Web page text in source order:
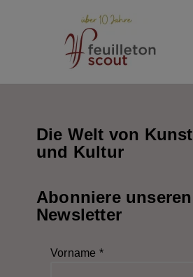
Die Welt von Kunst
und Kultur
Abonniere unseren
Newsletter
Vorname *